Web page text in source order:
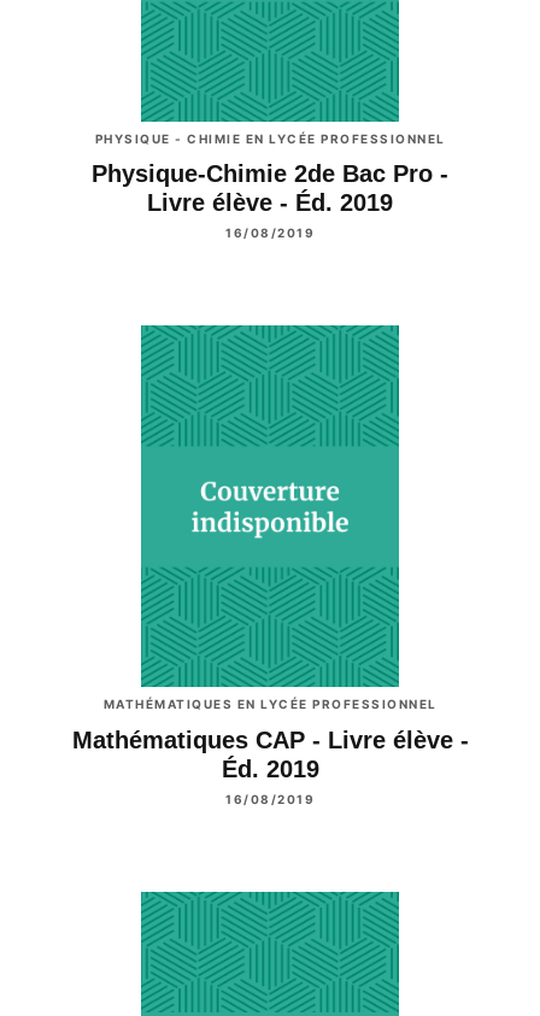
PHYSIQUE - CHIMIE EN LYCÉE PROFESSIONNEL
Physique-Chimie 2de Bac Pro -
Livre élève - Éd. 2019
16/08/2019
MATHÉMATIQUES EN LYCÉE PROFESSIONNEL
Mathématiques CAP - Livre élève -
Éd. 2019
16/08/2019